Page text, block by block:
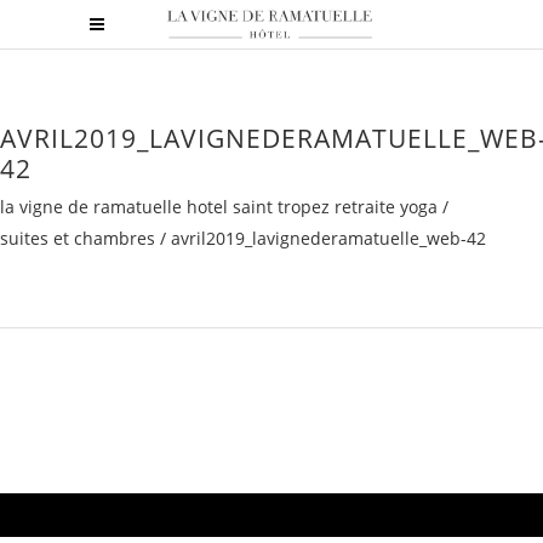
42
la vigne de ramatuelle hotel saint tropez retraite yoga /
suites et chambres / avril2019_lavignederamatuelle_web-42